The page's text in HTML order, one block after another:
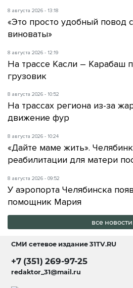
8 августа 2026 - 13:18
«Это просто удобный повод
виноваты»
8 августа 2026 - 12:19
На трассе Касли – Карабаш
грузовик
8 августа 2026 - 10:52
На трассах региона из-за
движение фур
8 августа 2026 - 10:24
«Дайте маме жить».
реабилитации для матери
8 августа 2026 - 09:52
У аэропорта Челябинска
помощник Мария
все новости
СМИ сетевое издание31TV.RU
+7 (351) 269-97-25
redaktor_31@mail.ru